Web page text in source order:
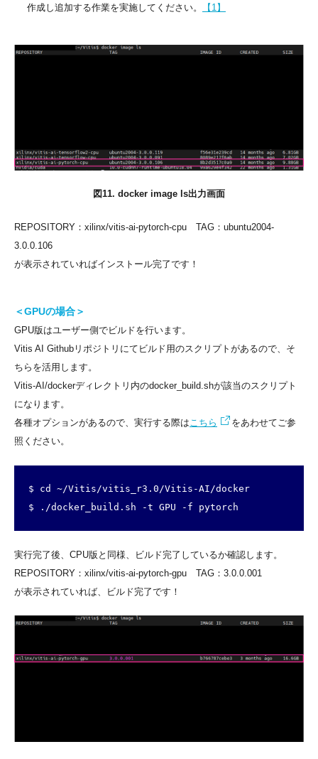
作成し追加する作業を実施してください。
【1】
図11. docker image ls出力画面
REPOSITORY：xilinx/vitis-ai-pytorch-cpu TAG：ubuntu2004-
3.0.0.106
が表示されていればインストール完了です！
＜GPUの場合＞
GPU版はユーザー側でビルドを行います。
Vitis AI Githubリポジトリにてビルド用のスクリプトがあるので、そ
ちらを活用します。
Vitis-AI/dockerディレクトリ内のdocker_build.shが該当のスクリプト
になります。
各種オプションがあるので、実行する際は こちら
をあわせてご参
照ください。
$ cd ~/Vitis/vitis_r3.0/Vitis-AI/docker
$ ./docker_build.sh -t GPU -f pytorch
実行完了後、CPU版と同様、ビルド完了しているか確認します。
REPOSITORY：xilinx/vitis-ai-pytorch-gpu TAG：3.0.0.001
が表示されていれば、ビルド完了です！